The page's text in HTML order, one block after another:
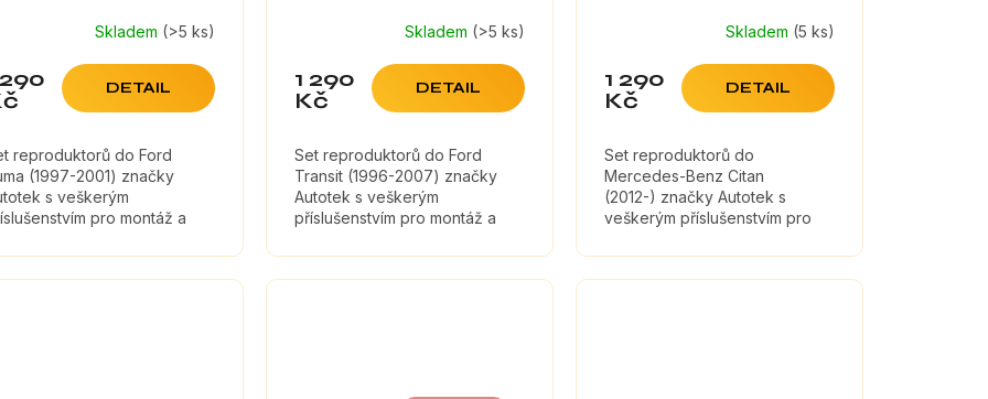
Skladem (>5 ks)
290
DETAIL
reproduktorů do Ford
(1997-2001) značky
s veškerým
pro montáž a
zefektivní zvuk
Koaxiální...
Skladem (>5 ks)
1 290
Kč
DETAIL
Set reproduktorů do Ford
Transit (1996-2007) značky
Autotek s veškerým
příslušenstvím pro montáž a
maximálně zefektivní zvuk
reproduktorů. Koaxiální...
Skladem (5 ks)
1 290
Kč
DETAIL
Set reproduktorů do
Mercedes-Benz Citan
(2012-) značky Autotek s
veškerým příslušenstvím pro
které maximálně zefektivní
zvuk reproduktorů.